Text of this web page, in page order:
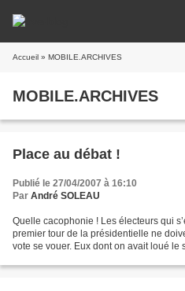
Accueil » MOBILE.ARCHIVES
MOBILE.ARCHIVES
Place au débat !
Publié le 27/04/2007 à 16:10
Par André SOLEAU
Quelle cacophonie ! Les électeurs qui
premier tour de la présidentielle ne
vote se vouer. Eux dont on avait loué